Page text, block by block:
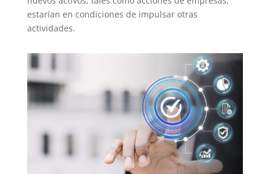
estarían en condiciones de impulsar otras
actividades.